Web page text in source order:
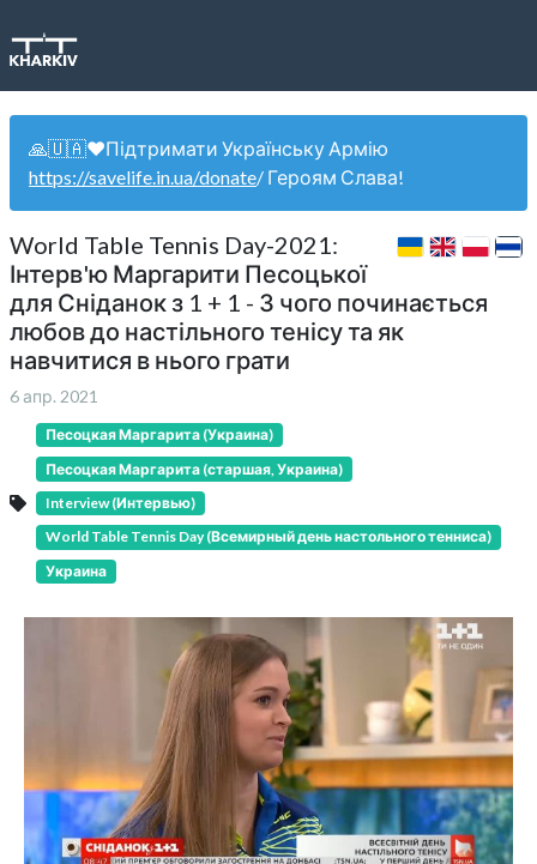
🙏🇺🇦❤️Підтримати Українську Армію
https://savelife.in.ua/donate/ Героям Слава!
World Table Tennis Day-2021:
Інтерв'ю Маргарити Песоцької
для Сніданок з 1 + 1 - З чого починається
любов до настільного тенісу та як
навчитися в нього грати
6 апр. 2021
Песоцкая Маргарита (Украина)
Песоцкая Маргарита (старшая, Украина)
Interview (Интервью)
World Table Tennis Day (Всемирный день настольного тенниса)
Украина